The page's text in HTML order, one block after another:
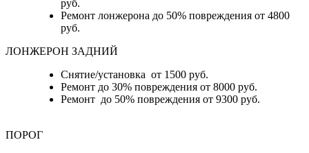
руб.
Ремонт лонжерона до 50% повреждения от 4800
руб.
ЛОНЖЕРОН ЗАДНИЙ
Снятие/установка от 1500 руб.
Ремонт до 30% повреждения от 8000 руб.
Ремонт до 50% повреждения от 9300 руб.
ПОРОГ